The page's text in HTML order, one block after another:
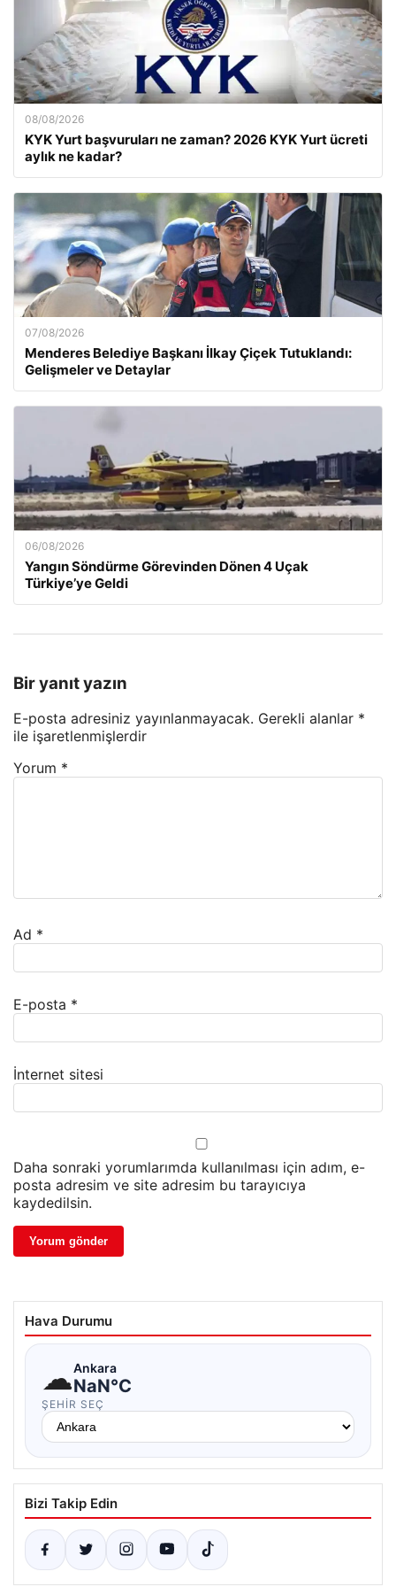
08/08/2026
KYK Yurt başvuruları ne zaman? 2026 KYK Yurt ücreti
aylık ne kadar?
07/08/2026
Menderes Belediye Başkanı İlkay Çiçek Tutuklandı:
Gelişmeler ve Detaylar
06/08/2026
Yangın Söndürme Görevinden Dönen 4 Uçak
Türkiye’ye Geldi
Bir yanıt yazın
E-posta adresiniz yayınlanmayacak. Gerekli alanlar *
ile işaretlenmişlerdir
Yorum *
Ad *
E-posta *
İnternet sitesi
Daha sonraki yorumlarımda kullanılması için adım, e-
posta adresim ve site adresim bu tarayıcıya
kaydedilsin.
Hava Durumu
☁Ankara
NaN°C
ŞEHIR SEÇ
Bizi Takip Edin